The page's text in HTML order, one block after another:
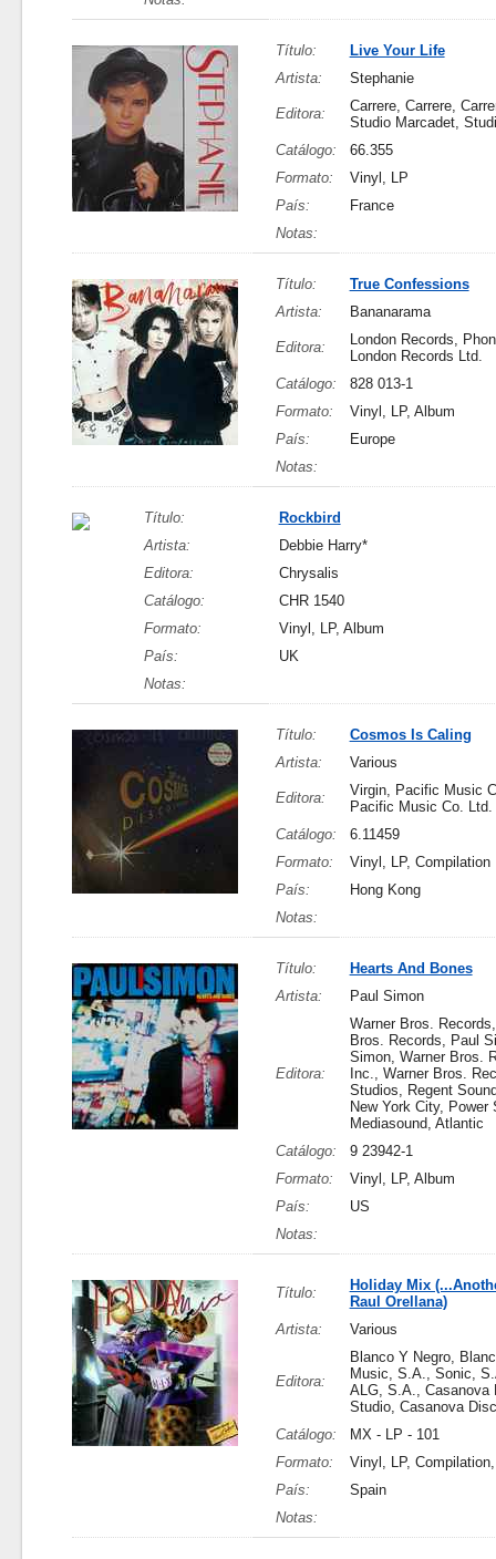
Título:
Live Your Life
Artista:
Stephanie
Editora:
Carrere, Carrere,
Studio Marcadet,
Catálogo:
66.355
Formato:
Vinyl, LP
País:
France
Notas:
Título:
True Confessions
Artista:
Bananarama
Editora:
London Records,
London Records Ltd.
Catálogo:
828 013-1
Formato:
Vinyl, LP, Album
País:
Europe
Notas:
Título:
Rockbird
Artista:
Debbie Harry*
Editora:
Chrysalis
Catálogo:
CHR 1540
Formato:
Vinyl, LP, Album
País:
UK
Notas:
Título:
Cosmos Is Caling
Artista:
Various
Editora:
Virgin, Pacific Music
Pacific Music Co. Ltd.
Catálogo:
6.11459
Formato:
Vinyl, LP, Compilation
País:
Hong Kong
Notas:
Título:
Hearts And Bones
Artista:
Paul Simon
Editora:
Warner Bros.
Bros. Records, Paul
Simon, Warner Bros.
Inc., Warner Bros.
Studios, Regent
New York City, Power
Mediasound, Atlantic
Catálogo:
9 23942-1
Formato:
Vinyl, LP, Album
País:
US
Notas:
Título:
Holiday Mix
Raul Orellana)
Artista:
Various
Editora:
Blanco Y Negro,
Music, S.A., Sonic,
ALG, S.A., Casanova
Studio, Casanova
Catálogo:
MX - LP - 101
Formato:
Vinyl, LP,
País:
Spain
Notas: